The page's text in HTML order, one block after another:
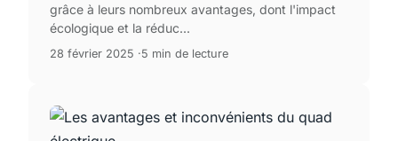
grâce à leurs nombreux avantages, dont l'impact
écologique et la réduc...
28 février 2025 5 min de lecture